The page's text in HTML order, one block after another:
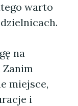
warto
na
Zanim
miejsce,
i